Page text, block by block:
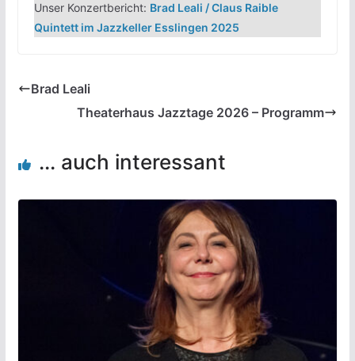
Unser Konzertbericht: Brad Leali / Claus Raible
Quintett im Jazzkeller Esslingen 2025
Brad Leali
Theaterhaus Jazztage 2026 – Programm
... auch interessant